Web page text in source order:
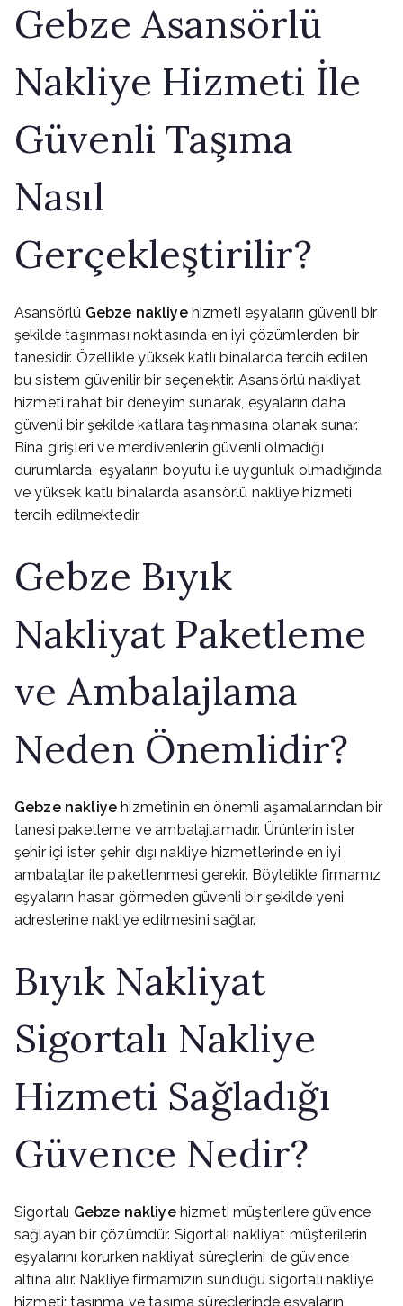
Gebze Asansörlü
Nakliye Hizmeti İle
Güvenli Taşıma
Nasıl
Gerçekleştirilir?
Asansörlü Gebze nakliye hizmeti eşyaların güvenli bir
şekilde taşınması noktasında en iyi çözümlerden bir
tanesidir. Özellikle yüksek katlı binalarda tercih edilen
bu sistem güvenilir bir seçenektir. Asansörlü nakliyat
hizmeti rahat bir deneyim sunarak, eşyaların daha
güvenli bir şekilde katlara taşınmasına olanak sunar.
Bina girişleri ve merdivenlerin güvenli olmadığı
durumlarda, eşyaların boyutu ile uygunluk olmadığında
ve yüksek katlı binalarda asansörlü nakliye hizmeti
tercih edilmektedir.
Gebze Bıyık
Nakliyat Paketleme
ve Ambalajlama
Neden Önemlidir?
Gebze nakliye hizmetinin en önemli aşamalarından bir
tanesi paketleme ve ambalajlamadır. Ürünlerin ister
şehir içi ister şehir dışı nakliye hizmetlerinde en iyi
ambalajlar ile paketlenmesi gerekir. Böylelikle firmamız
eşyaların hasar görmeden güvenli bir şekilde yeni
adreslerine nakliye edilmesini sağlar.
Bıyık Nakliyat
Sigortalı Nakliye
Hizmeti Sağladığı
Güvence Nedir?
Sigortalı Gebze nakliye hizmeti müşterilere güvence
sağlayan bir çözümdür. Sigortalı nakliyat müşterilerin
eşyalarını korurken nakliyat süreçlerini de güvence
altına alır. Nakliye firmamızın sunduğu sigortalı nakliye
hizmeti; taşınma ve taşıma süreçlerinde eşyaların